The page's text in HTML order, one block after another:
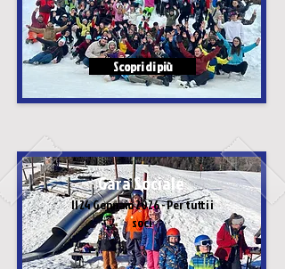
Scopri di più
Gara Sociale
Il 24 Gennaio 2026 - Per tutti i
soci